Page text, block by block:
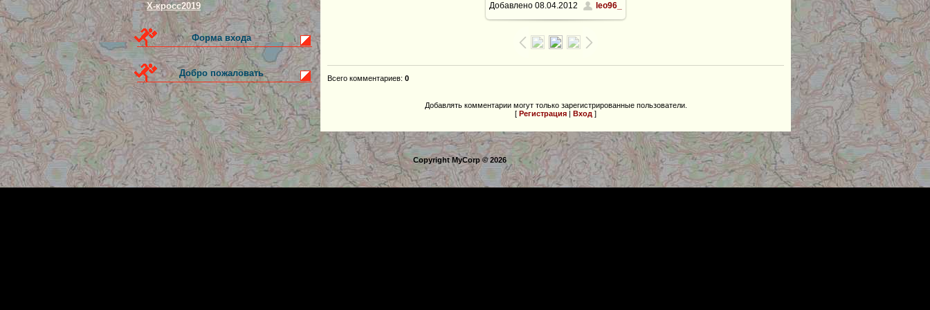
Х-кросс2019
Форма входа
Добро пожаловать
512x343/ 19.5Kb
Добавлено 08.04.2012 leo96_
Всего комментариев: 0
Добавлять комментарии могут только зарегистрированные пользователи.
[ Регистрация | Вход ]
Copyright MyCorp © 2026